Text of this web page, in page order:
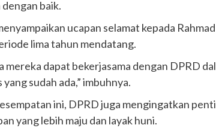
baik.
ucapan selamat kepada
lima tahun mendatang.
mereka dapat bekerjasama dengan DPRD
sudah ada,” imbuhnya.
ini, DPRD juga mengingatkan
yang lebih maju dan layak huni.